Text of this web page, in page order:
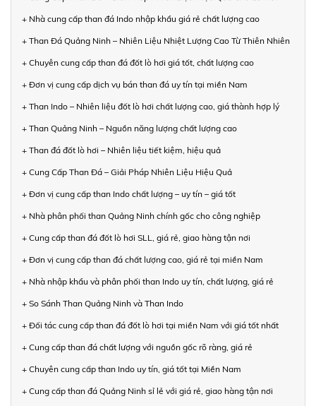
+ Nhà cung cấp than đá Indo nhập khẩu giá rẻ chất lượng cao
+ Than Đá Quảng Ninh – Nhiên Liệu Nhiệt Lượng Cao Từ Thiên Nhiên
+ Chuyên cung cấp than đá đốt lò hơi giá tốt, chất lượng cao
+ Đơn vị cung cấp dịch vụ bán than đá uy tín tại miền Nam
+ Than Indo – Nhiên liệu đốt lò hơi chất lượng cao, giá thành hợp lý
+ Than Quảng Ninh – Nguồn năng lượng chất lượng cao
+ Than đá đốt lò hơi – Nhiên liệu tiết kiệm, hiệu quả
+ Cung Cấp Than Đá – Giải Pháp Nhiên Liệu Hiệu Quả
+ Đơn vị cung cấp than Indo chất lượng – uy tín – giá tốt
+ Nhà phân phối than Quảng Ninh chính gốc cho công nghiệp
+ Cung cấp than đá đốt lò hơi SLL, giá rẻ, giao hàng tận nơi
+ Đơn vị cung cấp than đá chất lượng cao, giá rẻ tại miền Nam
+ Nhà nhập khẩu và phân phối than Indo uy tín, chất lượng, giá rẻ
+ So Sánh Than Quảng Ninh và Than Indo
+ Đối tác cung cấp than đá đốt lò hơi tại miền Nam với giá tốt nhất
+ Cung cấp than đá chất lượng với nguồn gốc rõ ràng, giá rẻ
+ Chuyên cung cấp than Indo uy tín, giá tốt tại Miền Nam
+ Cung cấp than đá Quảng Ninh sỉ lẻ với giá rẻ, giao hàng tận nơi